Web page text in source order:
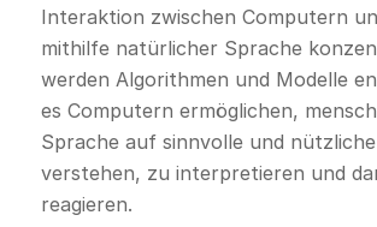
Interaktion zwischen Computern
mithilfe natürlicher Sprache
werden Algorithmen und Modelle
es Computern ermöglichen,
Sprache auf sinnvolle und nützliche
verstehen, zu interpretieren und
reagieren.